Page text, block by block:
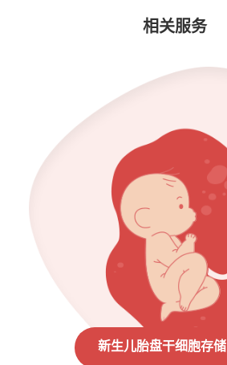
相关服务
新生儿胎盘干细胞存储